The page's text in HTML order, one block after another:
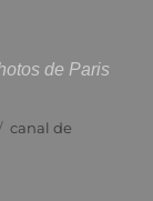
de Paris
Étiquettes
canal de